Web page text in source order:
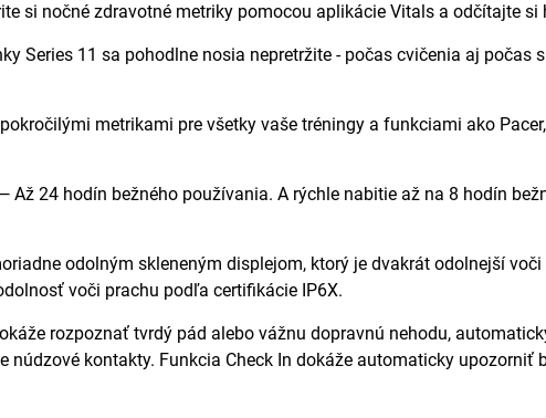
si nočné zdravotné metriky pomocou aplikácie Vitals a odčítajte si
Series 11 sa pohodlne nosia nepretržite - počas cvičenia aj počas
pokročilými metrikami pre všetky vaše tréningy a funkciami ako
Až 24 hodín bežného používania. A rýchle nabitie až na 8 hodín
odolným skleneným displejom, ktorý je dvakrát odolnejší
voči prachu podľa certifikácie IP6X.
rozpoznať tvrdý pád alebo vážnu dopravnú nehodu,
kontakty. Funkcia Check In dokáže automaticky upozorniť